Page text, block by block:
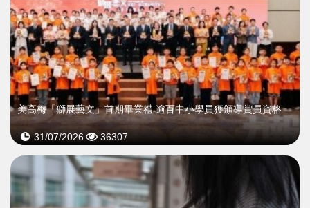
美高梅「獅展藝文」首期畢業禮 逾百中小學員獲頒導賞員資格
31/07/2026 36307